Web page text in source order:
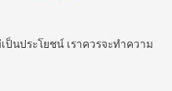
ป็นประโยชน์ เราควรจะทำความ